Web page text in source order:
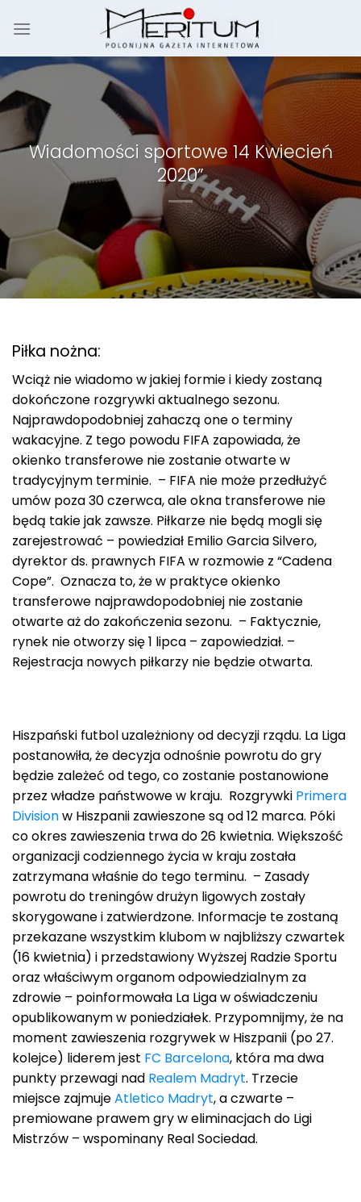
Wiadomości sportowe 14 Kwiecień
2020”
Piłka nożna:
Wciąż nie wiadomo w jakiej formie i kiedy zostaną
dokończone rozgrywki aktualnego sezonu.
Najprawdopodobniej zahaczą one o terminy
wakacyjne. Z tego powodu FIFA zapowiada, że
okienko transferowe nie zostanie otwarte w
tradycyjnym terminie. – FIFA nie może przedłużyć
umów poza 30 czerwca, ale okna transferowe nie
będą takie jak zawsze. Piłkarze nie będą mogli się
zarejestrować – powiedział Emilio Garcia Silvero,
dyrektor ds. prawnych FIFA w rozmowie z “Cadena
Cope”. Oznacza to, że w praktyce okienko
transferowe najprawdopodobniej nie zostanie
otwarte aż do zakończenia sezonu. – Faktycznie,
rynek nie otworzy się 1 lipca – zapowiedział. –
Rejestracja nowych piłkarzy nie będzie otwarta.
Hiszpański futbol uzależniony od decyzji rządu. La Liga
postanowiła, że decyzja odnośnie powrotu do gry
będzie zależeć od tego, co zostanie postanowione
przez władze państwowe w kraju. Rozgrywki Primera
Divisionw Hiszpanii zawieszone są od 12 marca. Póki
co okres zawieszenia trwa do 26 kwietnia. Większość
organizacji codziennego życia w kraju została
zatrzymana właśnie do tego terminu. – Zasady
powrotu do treningów drużyn ligowych zostały
skorygowane i zatwierdzone. Informacje te zostaną
przekazane wszystkim klubom w najbliższy czwartek
(16 kwietnia) i przedstawiony Wyższej Radzie Sportu
oraz właściwym organom odpowiedzialnym za
zdrowie – poinformowała La Liga w oświadczeniu
opublikowanym w poniedziałek. Przypomnijmy, że na
moment zawieszenia rozgrywek w Hiszpanii (po 27.
kolejce) liderem jest FC Barcelona, która ma dwa
punkty przewagi nad Realem Madryt. Trzecie
miejsce zajmujeAtletico Madryt, a czwarte –
premiowane prawem gry w eliminacjach do Ligi
Mistrzów – wspominany Real Sociedad.